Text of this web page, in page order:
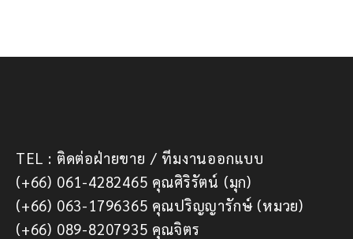
TEL : ติดต่อฝ่ายขาย / ทีมงานออกแบบ
(+66) 061-4282465 คุณศิริรัตน์ (มุก)
(+66) 063-1796365 คุณปริญญารักษ์ (หมวย)
(+66) 089-8207935 คุณจิตร